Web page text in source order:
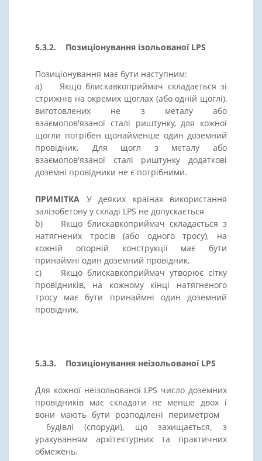
5.3.2. Позиціонування ізольованої LPS
Позиціонування має бути наступним:
a) Якщо блискавкоприймач складається зі
стрижнів на окремих щоглах (або одній щоглі),
виготовлених не з металу або
взаємопов'язаної сталі риштунку, для кожної
щогли потрібен щонайменше один доземний
провідник. Для щогл з металу або
взаємопов'язаної сталі риштунку додаткові
доземні провідники не є потрібними.
ПРИМІТКА У деяких країнах використання
залізобетону у складі LPS не допускається
b) Якщо блискавкоприймач складається з
натягнених тросів (або одного тросу), на
кожній опорній конструкції має бути
принаймні один доземний провідник.
c) Якщо блискавкоприймач утворює сітку
провідників, на кожному кінці натягненого
тросу має бути принаймні один доземний
провідник.
5.3.3. Позиціонування неізольованої LPS
Для кожної неізольованої LPS число доземних
провідників має складати не менше двох і
вони мають бути розподілені периметром
будівлі (споруди), що захищається, з
урахуванням архітектурних та практичних
обмежень.